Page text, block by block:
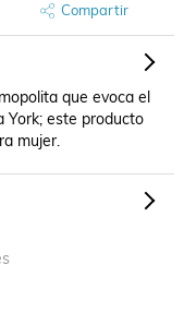
Compartir
que evoca el
York; este producto
mujer.